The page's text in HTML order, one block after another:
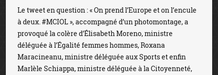
Le tweet en question : « On prend l’Europe et on l’encule
à deux. #MCIOL », accompagné d’un photomontage, a
provoqué la colère d’Élisabeth Moreno, ministre
déléguée à l’Égalité femmes hommes, Roxana
Maracineanu, ministre déléguée aux Sports et enfin
Marlèle Schiappa, ministre déléguée à la Citoyenneté,